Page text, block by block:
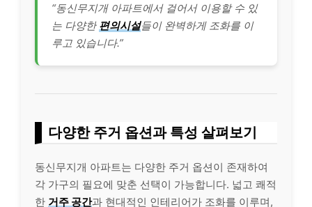
“동신무지개 아파트에서 걸어서 이용할 수 있
는 다양한 편의시설들이 완벽하게 조화를 이
루고 있습니다.”
다양한 주거 옵션과 특성 살펴보기
동신무지개 아파트는 다양한 주거 옵션이 존재하여
각 가구의 필요에 맞춘 선택이 가능합니다. 넓고 쾌적
한 거주 공간과 현대적인 인테리어가 조화를 이루며,